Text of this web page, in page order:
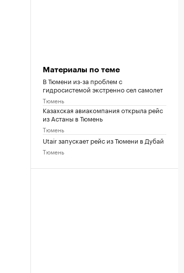
Материалы по теме
В Тюмени из-за проблем с
гидросистемой экстренно сел самолет
Тюмень
Казахская авиакомпания открыла рейс
из Астаны в Тюмень
Тюмень
Utair запускает рейс из Тюмени в Дубай
Тюмень